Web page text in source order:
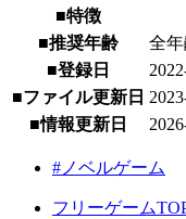
■特徴
■推奨年齢
全
■登録日
■ファイル更新日
■情報更新日
#ノベルゲーム
フリーゲーム